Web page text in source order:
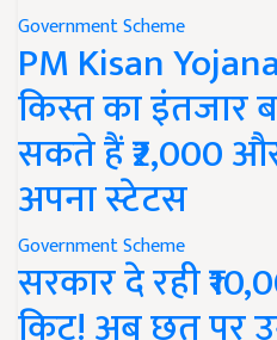
Government Scheme
PM Kisan
किस्त का इंतजार
सकते हैं ₹2,000
अपना स्टेटस
Government Scheme
सरकार दे रही